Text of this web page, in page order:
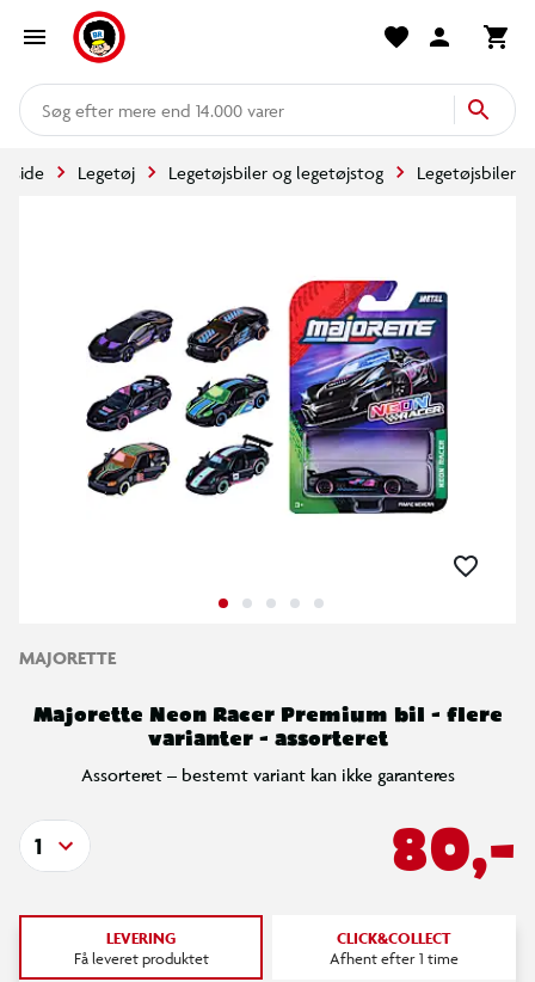
mere end 14.000 varer
Legetøj Legetøjsbiler og legetøjstog Legetøjsbiler
MAJORETTE
Majorette Neon Racer Premium bil - flere
varianter - assorteret
Assorteret – bestemt variant kan ikke garanteres
80,-
1
LEVERING
Få leveret produktet
CLICK&COLLECT
Afhent efter 1 time